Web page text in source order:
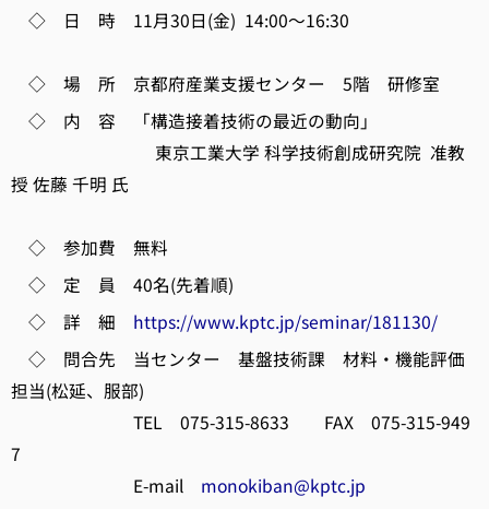
◇ 日 時 11月30日(金) 14:00～16:30
◇ 場 所 京都府産業支援センター 5階 研修室
◇ 内 容 「構造接着技術の最近の動向」
東京工業大学 科学技術創成研究院 准教
授 佐藤 千明 氏
◇ 参加費 無料
◇ 定 員 40名(先着順)
◇ 詳 細 https://www.kptc.jp/seminar/181130/
◇ 問合先 当センター 基盤技術課 材料・機能評価
担当(松延、服部)
TEL 075-315-8633 FAX 075-315-949
7
E-mail monokiban@kptc.jp